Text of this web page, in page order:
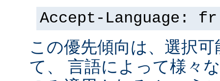
Accept-Language: fr
この優先傾向は、選択
て、 言語によって様々